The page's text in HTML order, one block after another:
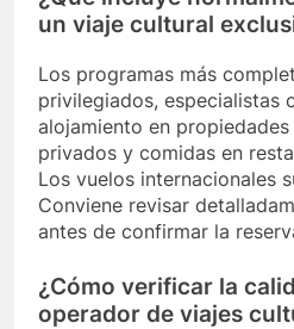
un viaje cultural
Los programas más
privilegiados, especialistas
alojamiento en
privados y comidas en
Los vuelos internacionales
Conviene revisar
antes de confirmar la
¿Cómo verificar la
operador de viajes